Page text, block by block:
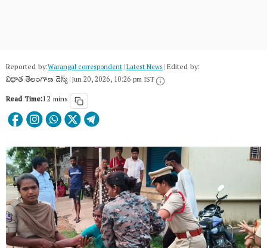
Reported by:Warangal correspondent|Latest News|Edited by:
విధాత తెలంగాణ డెస్క్|Jun 20, 2026, 10:26 pm IST
Read Time:12 mins